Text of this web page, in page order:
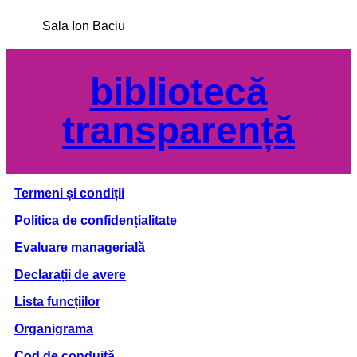
Sala Ion Baciu
bibliotecă
transparență
Termeni și condiții
Politica de confidențialitate
Evaluare managerială
Declarații de avere
Lista funcțiilor
Organigrama